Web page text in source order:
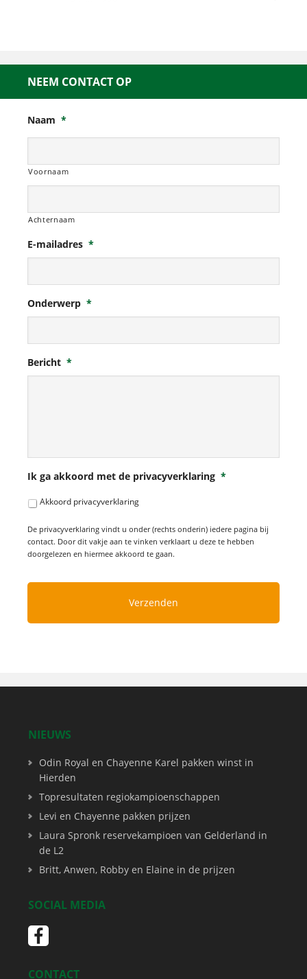
NEEM CONTACT OP
Naam *
Voornaam
Achternaam
E-mailadres *
Onderwerp *
Bericht *
Ik ga akkoord met de privacyverklaring *
Akkoord privacyverklaring
De privacyverklaring vindt u onder (rechts onderin) iedere pagina bij
contact. Door dit vakje aan te vinken verklaart u deze te hebben
doorgelezen en hiermee akkoord te gaan.
NIEUWS
Odin Royal en Chayenne Karel pakken winst in
Hierden
Topresultaten regiokampioenschappen
Levi en Chayenne pakken prijzen
Laura Spronk reservekampioen van Gelderland in
de L2
Britt, Anwen, Robby en Elaine in de prijzen
SOCIAL MEDIA
CONTACT